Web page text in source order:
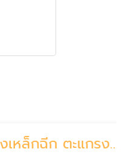
ตะแกรงเหล็กฉีก ตะแกรงเหล็กเจาะรู ชลบุรี